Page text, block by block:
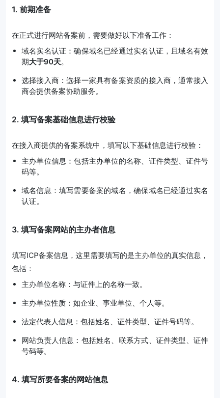
1. 前期准备
在正式进行网站备案前，需要做好以下准备工作：
域名实名认证：确保域名已经通过实名认证，且域名有效
期大于90天。
选择接入商：选择一家具有备案资质的接入商，通常接入
商会提供备案协助服务。
2. 填写备案基础信息进行校验
在接入商提供的备案系统中，填写以下基础信息进行校验：
主办单位信息：包括主办单位的名称、证件类型、证件号
码等。
域名信息：填写需要备案的域名，确保域名已经通过实名
认证。
3. 填写备案网站的主办者信息
填写ICP备案信息，这里需要填写的是主办单位的真实信息，
包括：
主办单位名称：与证件上的名称一致。
主办单位性质：如企业、事业单位、个人等。
法定代表人信息：包括姓名、证件类型、证件号码等。
网站负责人信息：包括姓名、联系方式、证件类型、证件
号码等。
4. 填写所要备案的网站信息